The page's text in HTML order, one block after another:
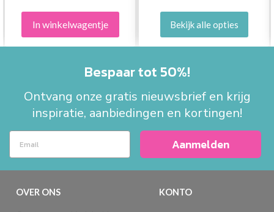
In winkelwagentje Bekijk alle opties
Bespaar tot 50%!
Ontvang onze gratis nieuwsbrief en krijg
inspiratie, aanbiedingen en kortingen!
Aanmelden
OVER ONS KONTO